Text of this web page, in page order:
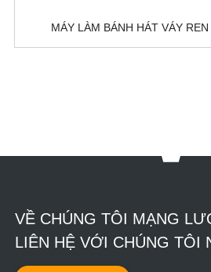
MÁY LÀM BÁNH HÁT VÁY REN
VỀ CHÚNG TÔI MẠNG
LIÊN HỆ VỚI CHÚNG TÔI